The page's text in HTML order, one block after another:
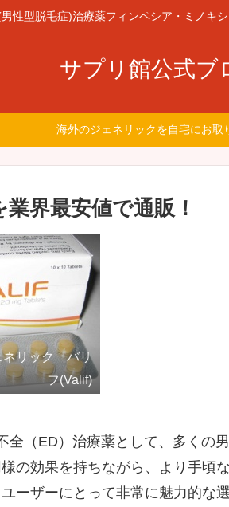
性型脱毛症)治療薬フィンペシア・ミノキ
サプリ館公式ブ
海外のジェネリックを自宅にお取
界最安値で通販！
ネリック バリ
フ(Valif)
（ED）治療薬として、多くの
の効果を持ちながら、より手頃
ーザーにとって非常に魅力的な